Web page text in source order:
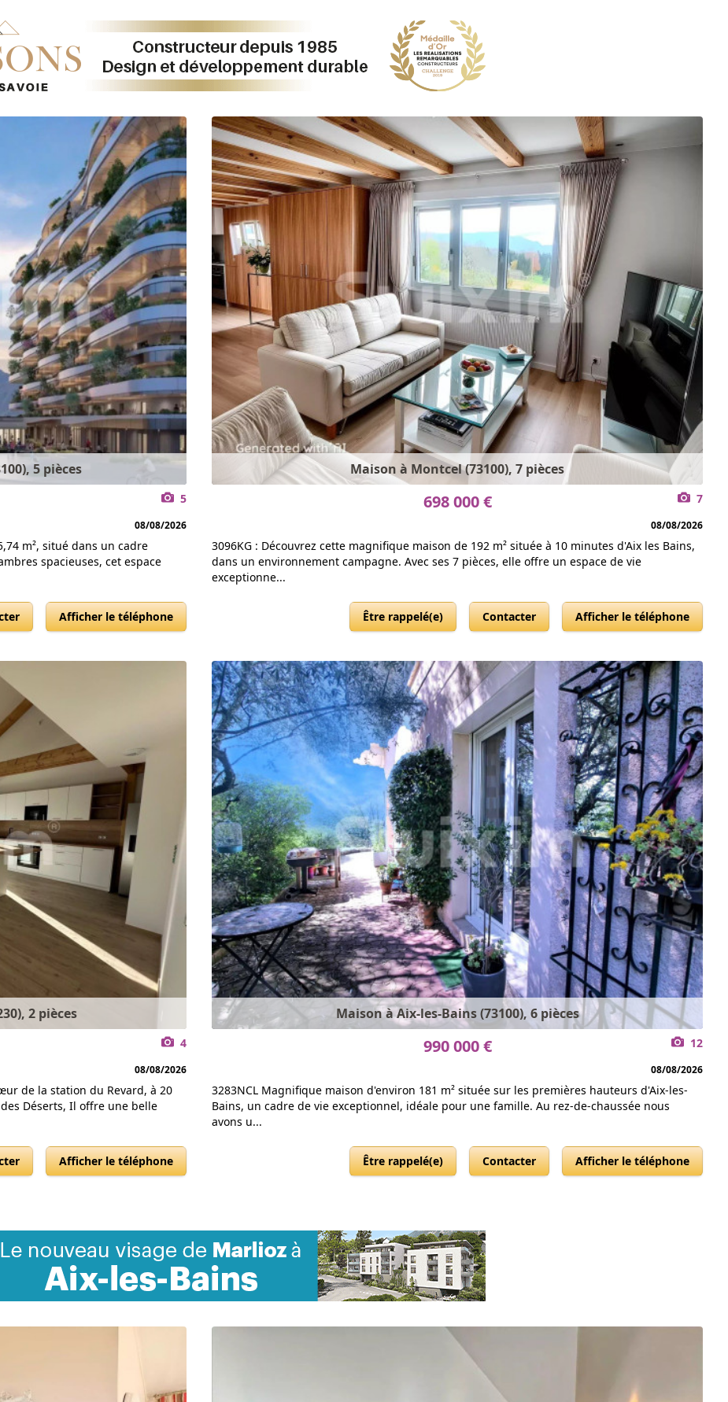
5 pièces
5
08/08/2026
m², situé dans un cadre
spacieuses, cet espace
Afficher le téléphone
Maison à Montcel (73100), 7 pièces
698 000 € 7
08/08/2026
3096KG : Découvrez cette magnifique maison de 192 m² située à 10 minutes d'Aix les Bains,
dans un environnement campagne. Avec ses 7 pièces, elle offre un espace de vie
exceptionne...
Être rappelé(e) Contacter Afficher le téléphone
2 pièces
4
08/08/2026
de la station du Revard, à 20
Déserts, Il offre une belle
Afficher le téléphone
Maison à Aix-les-Bains (73100), 6 pièces
990 000 € 12
08/08/2026
3283NCL Magnifique maison d'environ 181 m² située sur les premières hauteurs d'Aix-les-
Bains, un cadre de vie exceptionnel, idéale pour une famille. Au rez-de-chaussée nous
avons u...
Être rappelé(e) Contacter Afficher le téléphone